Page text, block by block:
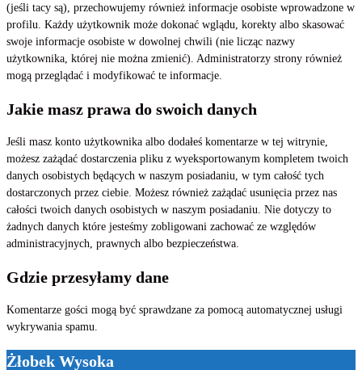
(jeśli tacy są), przechowujemy również informacje osobiste wprowadzone w
profilu. Każdy użytkownik może dokonać wglądu, korekty albo skasować
swoje informacje osobiste w dowolnej chwili (nie licząc nazwy
użytkownika, której nie można zmienić). Administratorzy strony również
mogą przeglądać i modyfikować te informacje.
Jakie masz prawa do swoich danych
Jeśli masz konto użytkownika albo dodałeś komentarze w tej witrynie,
możesz zażądać dostarczenia pliku z wyeksportowanym kompletem twoich
danych osobistych będących w naszym posiadaniu, w tym całość tych
dostarczonych przez ciebie. Możesz również zażądać usunięcia przez nas
całości twoich danych osobistych w naszym posiadaniu. Nie dotyczy to
żadnych danych które jesteśmy zobligowani zachować ze względów
administracyjnych, prawnych albo bezpieczeństwa.
Gdzie przesyłamy dane
Komentarze gości mogą być sprawdzane za pomocą automatycznej usługi
wykrywania spamu.
Żłobek Wysoka